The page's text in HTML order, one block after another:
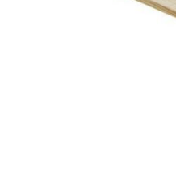
vuren geimpregneerd